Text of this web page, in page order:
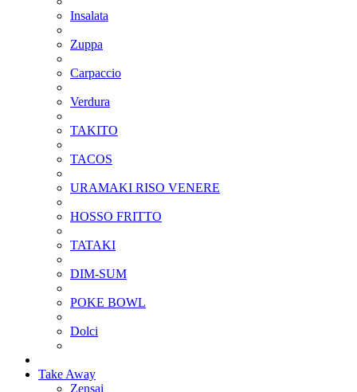
Insalata
Zuppa
Carpaccio
Verdura
TAKITO
TACOS
URAMAKI RISO VENERE
HOSSO FRITTO
TATAKI
DIM-SUM
POKE BOWL
Dolci
Take Away
Zensai